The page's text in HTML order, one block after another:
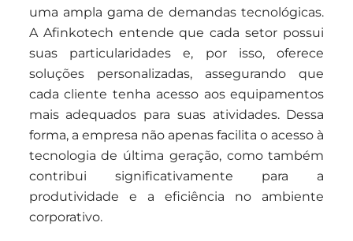
uma ampla gama de demandas tecnológicas.
A Afinkotech entende que cada setor possui
suas particularidades e, por isso, oferece
soluções personalizadas, assegurando que
cada cliente tenha acesso aos equipamentos
mais adequados para suas atividades. Dessa
forma, a empresa não apenas facilita o acesso à
tecnologia de última geração, como também
contribui significativamente para a
produtividade e a eficiência no ambiente
corporativo.